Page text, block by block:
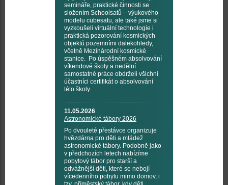
semináře, praktické činnosti se
složením Schoolsatů – výukového
modelu cubesatu, ale také jsme si
vyzkoušeli virtuální technologie i
praktická pozorování kosmických
objektů pozemními dalekohledy,
včetně Mezinárodní kosmické
stanice. Po úspěšném absolvování
víkendové školy a nedělní
samostatné práce obdrželi všichni
účastníci certifikát o absolvování
této školy.
11.05.2026
Astronomické tábory 2026
Po dvouleté přestávce organizuje
hvězdárna pro děti a mládež
astronomické tábory. Podobně jako
v předchozích letech nabízíme
pobytový tábor pro starší a
odvážnější děti, které se nebojí
vícedenního pobytu mimo domov, i